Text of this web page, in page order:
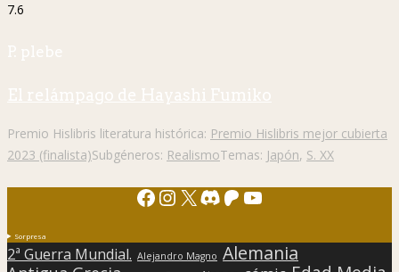
7.6
P. plebe
El relámpago de Hayashi Fumiko
Premio Hislibris literatura histórica: Premio Hislibris mejor cubierta
2023 (finalista)Subgéneros: RealismoTemas: Japón, S. XX
Facebook
Instagram
X Discord
Patreon
YouTube
Sorpresa
2ª Guerra Mundial. Alejandro Magno Alemania